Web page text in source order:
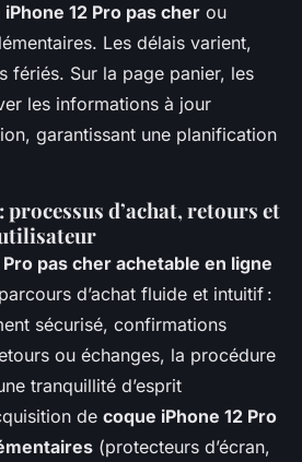
12 Pro pas cher ou
Les délais varient,
fériés. Sur la page panier, les
les informations à jour
garantissant une planification
d’achat, retours et
pas cher achetable en ligne
d’achat fluide et intuitif :
sécurisé, confirmations
ou échanges, la procédure
tranquillité d’esprit
de coque iPhone 12 Pro
(protecteurs d’écran,